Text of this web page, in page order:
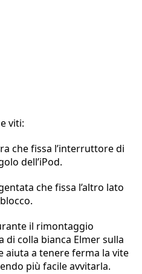
viti:
che fissa l’interruttore di
dell’iPod.
che fissa l’altro lato
il rimontaggio
di colla bianca Elmer sulla
aiuta a tenere ferma la vite
più facile avvitarla.